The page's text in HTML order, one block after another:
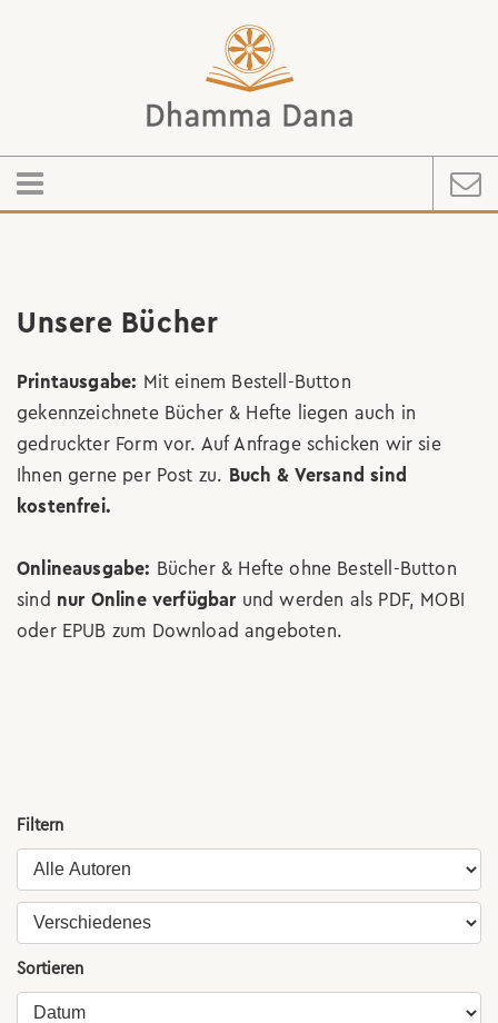
Unsere Bücher
Printausgabe: Mit einem Bestell-Button
gekennzeichnete Bücher & Hefte liegen auch in
gedruckter Form vor. Auf Anfrage schicken wir sie
Ihnen gerne per Post zu. Buch & Versand sind
kostenfrei.
Onlineausgabe: Bücher & Hefte ohne Bestell-Button
sind nur Online verfügbar und werden als PDF, MOBI
oder EPUB zum Download angeboten.
Filtern
Sortieren